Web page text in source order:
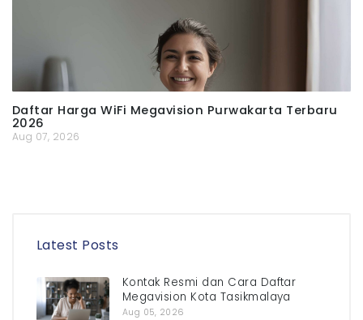
Daftar Harga WiFi Megavision Purwakarta Terbaru
2026
Aug 07, 2026
Latest Posts
Kontak Resmi dan Cara Daftar
Megavision Kota Tasikmalaya
Aug 05, 2026